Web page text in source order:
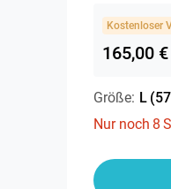
Kostenloser
165,00 €
Größe: L (57
Nur noch 8